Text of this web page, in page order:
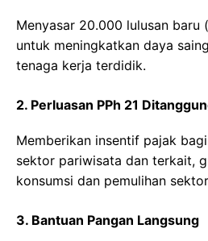
Menyasar 20.000 lulusan baru
untuk meningkatkan daya
tenaga kerja terdidik.
2. Perluasan PPh 21
Memberikan insentif pajak
sektor pariwisata dan terkait,
konsumsi dan pemulihan
3. Bantuan Pangan Langsung